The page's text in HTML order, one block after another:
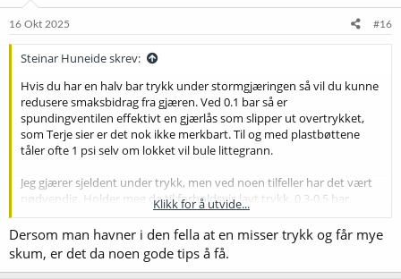
e
16 Okt 2025 #16
Steinar Huneide skrev:
Hvis du har en halv bar trykk under stormgjæringen så vil du kunne
redusere smaksbidrag fra gjæren. Ved 0.1 bar så er
spundingventilen effektivt en gjærlås som slipper ut overtrykket,
som Terje sier er det nok ikke merkbart. Til og med plastbøttene
tåler ofte 1 psi selv om lokket vil bule littegrann.
Jeg gjærer sjeldent under trykk, men ved noen tilfeller har det vært
nødvendig. Holder meg da til forholdsvis lavt trykk, 0.3-0.5 bar.
Krausenglade gjærsorter kan til en viss grad tøyles ved å gjæres
under trykk. Merk at hvis man slipper av trykket på tanken, så vil
ølet bli turbid og kunne skumme en god del. En god regel er å unngå
trykkfall i gjæringstanken særlig når man skal overføre til fat.
Klikk for å utvide...
Dersom man havner i den fella at en misser trykk og får mye
skum, er det da noen gode tips å få.